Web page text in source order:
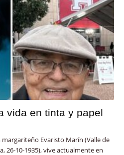
vida en tinta y papel
margariteño Evaristo Marín (Valle de
26-10-1935), vive actualmente en